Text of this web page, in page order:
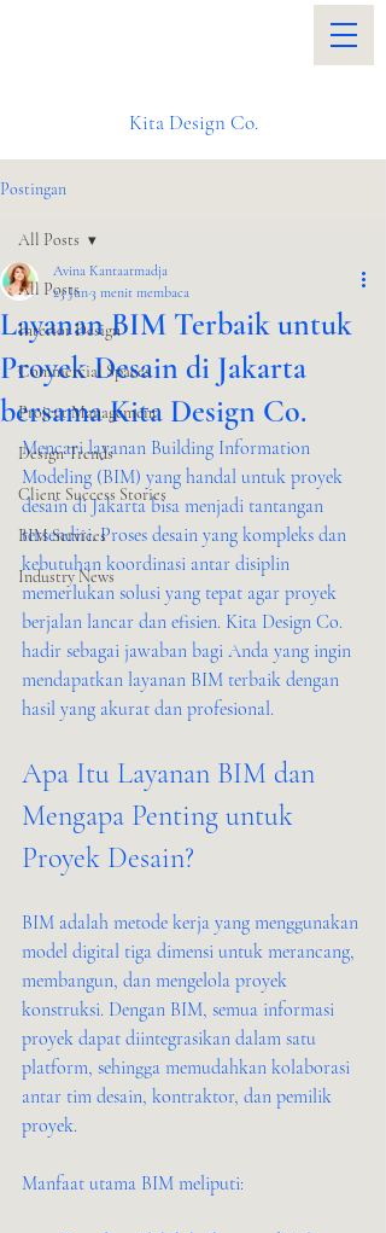
Kita Design Co.
Postingan
All Posts
Interior Design
Commercial Spaces
Project Management
Design Trends
Client Success Stories
BIM Services
Industry News
All Posts
Layanan BIM Terbaik untuk
Proyek Desain di Jakarta
bersama Kita Design Co.
Avina Kantaatmadja
23 Jun3 menit membaca
Mencari layanan Building Information
Modeling (BIM) yang handal untuk proyek
desain di Jakarta bisa menjadi tantangan
tersendiri. Proses desain yang kompleks dan
kebutuhan koordinasi antar disiplin
memerlukan solusi yang tepat agar proyek
berjalan lancar dan efisien. Kita Design Co.
hadir sebagai jawaban bagi Anda yang ingin
mendapatkan layanan BIM terbaik dengan
hasil yang akurat dan profesional.
Apa Itu Layanan BIM dan
Mengapa Penting untuk
Proyek Desain?
BIM adalah metode kerja yang menggunakan
model digital tiga dimensi untuk merancang,
membangun, dan mengelola proyek
konstruksi. Dengan BIM, semua informasi
proyek dapat diintegrasikan dalam satu
platform, sehingga memudahkan kolaborasi
antar tim desain, kontraktor, dan pemilik
proyek.
Manfaat utama BIM meliputi: